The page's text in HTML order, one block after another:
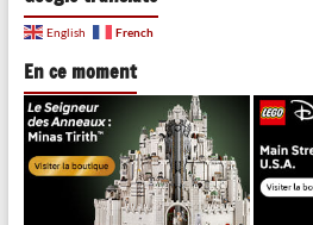
English French
En ce moment